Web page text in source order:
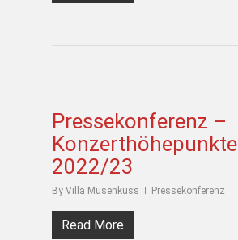
Pressekonferenz –
Konzerthöhepunkte
2022/23
By Villa Musenkuss Pressekonferenz
Read More